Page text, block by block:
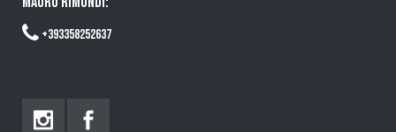
+393358252637